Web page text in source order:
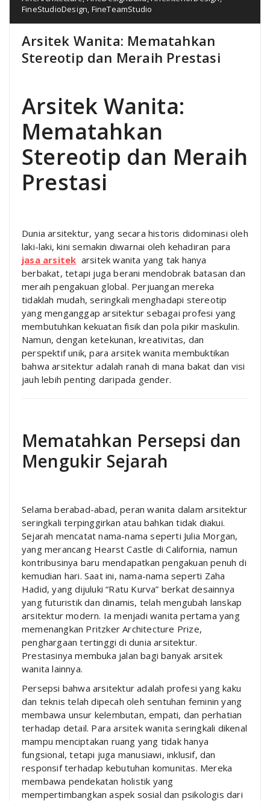
FineStudioDesign, FineTeamStudio
Arsitek Wanita: Mematahkan
Stereotip dan Meraih Prestasi
Arsitek Wanita:
Mematahkan
Stereotip dan Meraih
Prestasi
Dunia arsitektur, yang secara historis didominasi oleh
laki-laki, kini semakin diwarnai oleh kehadiran para
jasa arsitek arsitek wanita yang tak hanya
berbakat, tetapi juga berani mendobrak batasan dan
meraih pengakuan global. Perjuangan mereka
tidaklah mudah, seringkali menghadapi stereotip
yang menganggap arsitektur sebagai profesi yang
membutuhkan kekuatan fisik dan pola pikir maskulin.
Namun, dengan ketekunan, kreativitas, dan
perspektif unik, para arsitek wanita membuktikan
bahwa arsitektur adalah ranah di mana bakat dan visi
jauh lebih penting daripada gender.
Mematahkan Persepsi dan
Mengukir Sejarah
Selama berabad-abad, peran wanita dalam arsitektur
seringkali terpinggirkan atau bahkan tidak diakui.
Sejarah mencatat nama-nama seperti Julia Morgan,
yang merancang Hearst Castle di California, namun
kontribusinya baru mendapatkan pengakuan penuh di
kemudian hari. Saat ini, nama-nama seperti Zaha
Hadid, yang dijuluki “Ratu Kurva” berkat desainnya
yang futuristik dan dinamis, telah mengubah lanskap
arsitektur modern. Ia menjadi wanita pertama yang
memenangkan Pritzker Architecture Prize,
penghargaan tertinggi di dunia arsitektur.
Prestasinya membuka jalan bagi banyak arsitek
wanita lainnya.
Persepsi bahwa arsitektur adalah profesi yang kaku
dan teknis telah dipecah oleh sentuhan feminin yang
membawa unsur kelembutan, empati, dan perhatian
terhadap detail. Para arsitek wanita seringkali dikenal
mampu menciptakan ruang yang tidak hanya
fungsional, tetapi juga manusiawi, inklusif, dan
responsif terhadap kebutuhan komunitas. Mereka
membawa pendekatan holistik yang
mempertimbangkan aspek sosial dan psikologis dari